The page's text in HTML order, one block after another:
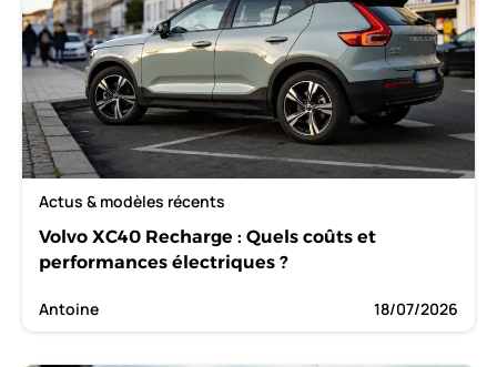
Actus & modèles récents
Volvo XC40 Recharge : Quels coûts et
performances électriques ?
Antoine 18/07/2026